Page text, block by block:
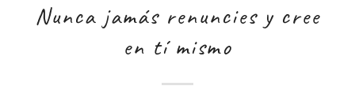
Nunca jamás renuncies y cree
en tí mismo